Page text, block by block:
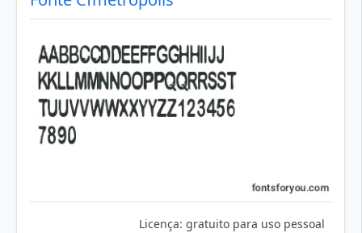
Licença: gratuito para uso pessoal